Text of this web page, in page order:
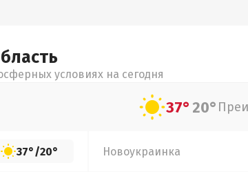
условиях на сегодня
37°20°
37°/20° Новоукраинка